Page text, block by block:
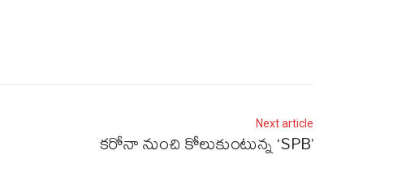
Next article
కరోనా నుంచి కోలుకుంటున్న ‘SPB’